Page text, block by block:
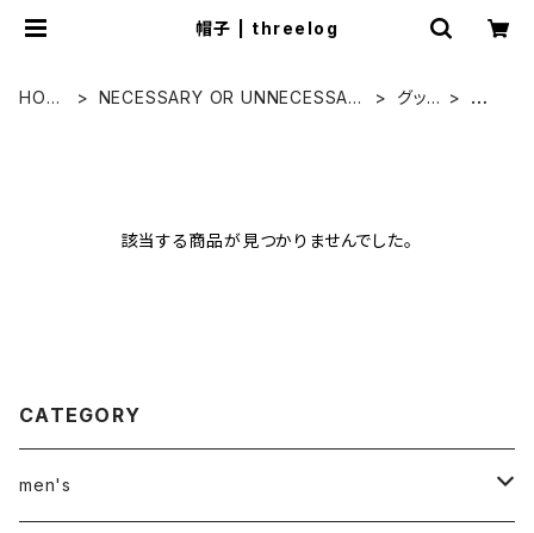
帽子 | threelog
HOM
NECESSARY OR UNNECESSAR
グッ
帽
該当する商品が見つかりませんでした。
CATEGORY
men's